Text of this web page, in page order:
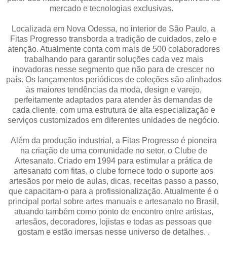
mercado e tecnologias exclusivas.
Localizada em Nova Odessa, no interior de São Paulo, a
Fitas Progresso transborda a tradição de cuidados, zelo e
atenção. Atualmente conta com mais de 500 colaboradores
trabalhando para garantir soluções cada vez mais
inovadoras nesse segmento que não para de crescer no
país. Os lançamentos periódicos de coleções são alinhados
às maiores tendências da moda, design e varejo,
perfeitamente adaptados para atender às demandas de
cada cliente, com uma estrutura de alta especialização e
serviços customizados em diferentes unidades de negócio.
Além da produção industrial, a Fitas Progresso é pioneira
na criação de uma comunidade no setor, o Clube de
Artesanato. Criado em 1994 para estimular a prática de
artesanato com fitas, o clube fornece todo o suporte aos
artesãos por meio de aulas, dicas, receitas passo a passo,
que capacitam-o para a profissionalização. Atualmente é o
principal portal sobre artes manuais e artesanato no Brasil,
atuando também como ponto de encontro entre artistas,
artesãos, decoradores, lojistas e todas as pessoas que
gostam e estão imersas nesse universo de detalhes. .